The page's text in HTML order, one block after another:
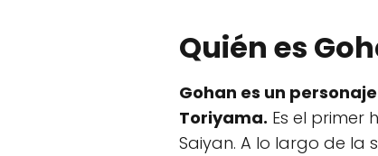
Quién es
Gohan es un
Toriyama. Es el primer
Saiyan. A lo largo de la